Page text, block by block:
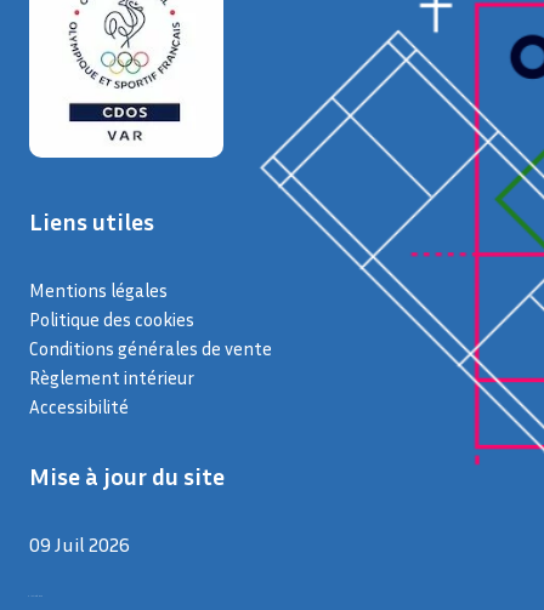
Liens utiles
Mentions légales
Politique des cookies
Conditions générales de vente
Règlement intérieur
Accessibilité
Mise à jour du site
09 Juil 2026